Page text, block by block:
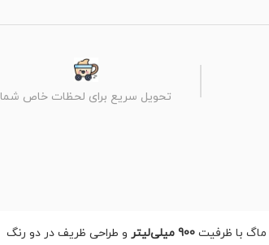
تحویل سریع برای لحظات خاص شما
ماگ با ظرفیت 900 میلی‌لیتر
و طراحی ظریف در دو رنگ